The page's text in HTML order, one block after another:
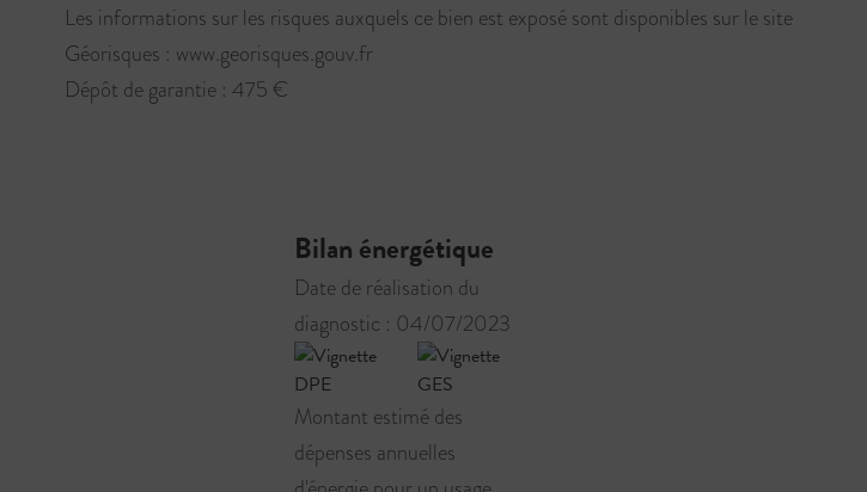
Les informations sur les risques auxquels ce bien est exposé sont disponibles sur le site
Géorisques : www.georisques.gouv.fr
Dépôt de garantie : 475 €
Bilan énergétique
Date de réalisation du
diagnostic : 04/07/2023
Montant estimé des
dépenses annuelles